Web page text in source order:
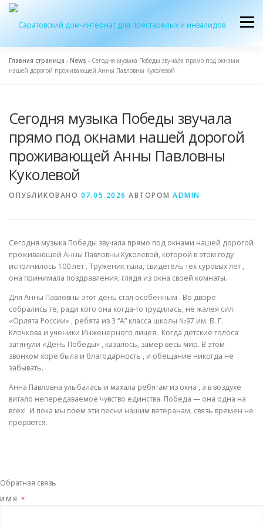
Перейти
содержимому
Меню
ОБ УЧРЕЖДЕНИИ ЭКСКУРСИЯ
ЖУРНАЛ “ДОМ” КОНТАКТЫ
Главная страница - News - Сегодня музыка Победы звучала прямо под окнами
нашей дорогой проживающей Анны Павловны Куколевой
Сегодня музыка Победы звучала
прямо под окнами нашей дорогой
проживающей Анны Павловны
Куколевой
ОПУБЛИКОВАНО 07.05.2026 АВТОРОМ ADMIN
Сегодня музыка Победы звучала прямо под окнами нашей дорогой
проживающей Анны Павловны Куколевой, которой в этом году
исполнилось 100 лет . Труженик тыла, свидетель тех суровых лет ,
она принимала поздравления, глядя из окна своей комнаты.
Для Анны Павловны этот день стал особенным . Во дворе
собрались те, ради кого она когда-то трудилась, не жалея сил:
«Орлята России» , ребята из 3 “А” класса школы №97 им. В. Г.
Клочкова и ученики Инженерного лицея . Когда детские голоса
затянули «День Победы» , казалось, замер весь мир. В этом
звонком хоре была и благодарность , и обещание никогда не
забывать.
Анна Павловна улыбалась и махала ребятам из окна , а в воздухе
витало непередаваемое чувство единства. Победа — она одна на
всех! И пока мы поем эти песни нашим ветеранам, связь времен не
прервется.
Обратная связь
ИМЯ *